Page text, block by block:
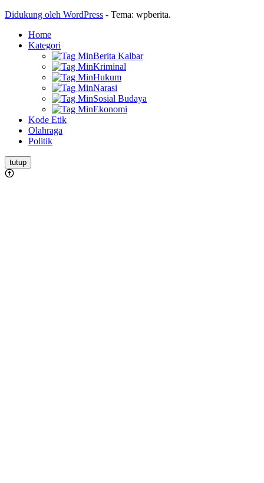
Didukung oleh WordPress - Tema: wpberita.
Home
Kategori
Berita Kalbar
Kriminal
Hukum
Narasi
Sosial Budaya
Ekonomi
Kode Etik
Olahraga
Politik
tutup